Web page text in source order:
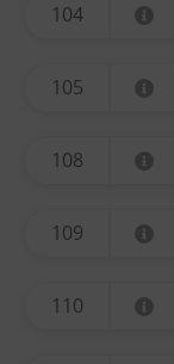
104
105
108
109
110